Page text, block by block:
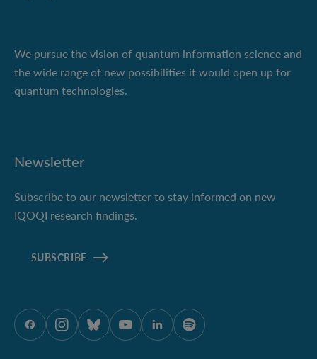
We pursue the vision of quantum information science and
the wide range of new possibilities it would open up for
quantum technologies.
Newsletter
Subscribe to our newsletter to stay informed on new
IQOQI research findings.
SUBSCRIBE
ÖAW auf Facebook
ÖAW auf Instagram
ÖAW auf Bluesky
ÖAW auf Youtube
ÖAW auf LinkedIn
ÖAW auf Spotify